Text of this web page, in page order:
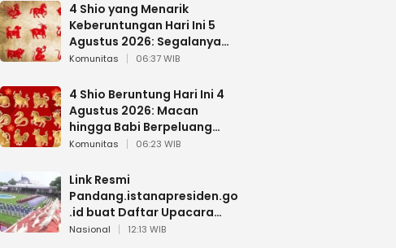
4 Shio yang Menarik
Keberuntungan Hari Ini 5
Agustus 2026: Segalanya
Berjalan Lancar
Komunitas 06:37 WIB
4 Shio Beruntung Hari Ini 4
Agustus 2026: Macan
hingga Babi Berpeluang
Dapat Kabar Baik
Komunitas 06:23 WIB
Link Resmi
Pandang.istanapresiden.go
.id buat Daftar Upacara
Bendera HUT RI di Istana
Nasional 12:13 WIB